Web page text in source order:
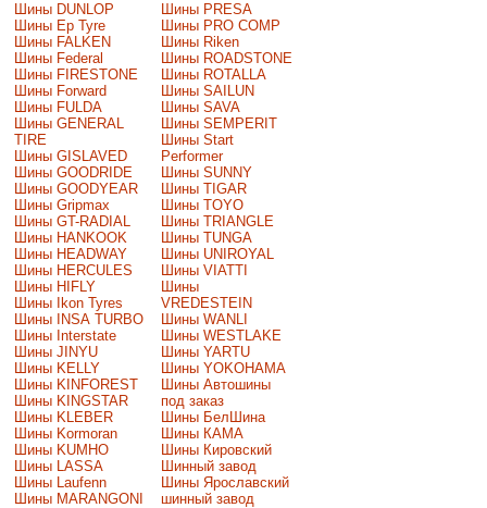
Шины DUNLOP
Шины Ep Tyre
Шины FALKEN
Шины Federal
Шины FIRESTONE
Шины Forward
Шины FULDA
Шины GENERAL
TIRE
Шины GISLAVED
Шины GOODRIDE
Шины GOODYEAR
Шины Gripmax
Шины GT-RADIAL
Шины HANKOOK
Шины HEADWAY
Шины HERCULES
Шины HIFLY
Шины Ikon Tyres
Шины INSA TURBO
Шины Interstate
Шины JINYU
Шины KELLY
Шины KINFOREST
Шины KINGSTAR
Шины KLEBER
Шины Kormoran
Шины KUMHO
Шины LASSA
Шины Laufenn
Шины MARANGONI
Шины PRESA
Шины PRO COMP
Шины Riken
Шины ROADSTONE
Шины ROTALLA
Шины SAILUN
Шины SAVA
Шины SEMPERIT
Шины Start
Performer
Шины SUNNY
Шины TIGAR
Шины TOYO
Шины TRIANGLE
Шины TUNGA
Шины UNIROYAL
Шины VIATTI
Шины
VREDESTEIN
Шины WANLI
Шины WESTLAKE
Шины YARTU
Шины YOKOHAMA
Шины Автошины
под заказ
Шины БелШина
Шины КАМА
Шины Кировский
Шинный завод
Шины Ярославский
шинный завод